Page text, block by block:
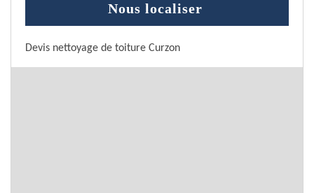
Nous localiser
Devis nettoyage de toiture Curzon